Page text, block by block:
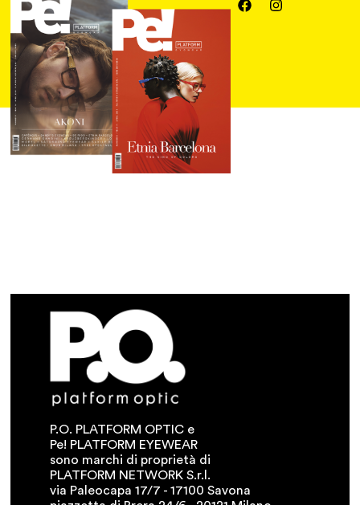
P.O. PLATFORM OPTIC e
Pe! PLATFORM EYEWEAR
sono marchi di proprietà di
PLATFORM NETWORK S.r.l.
via Paleocapa 17/7 - 17100 Savona